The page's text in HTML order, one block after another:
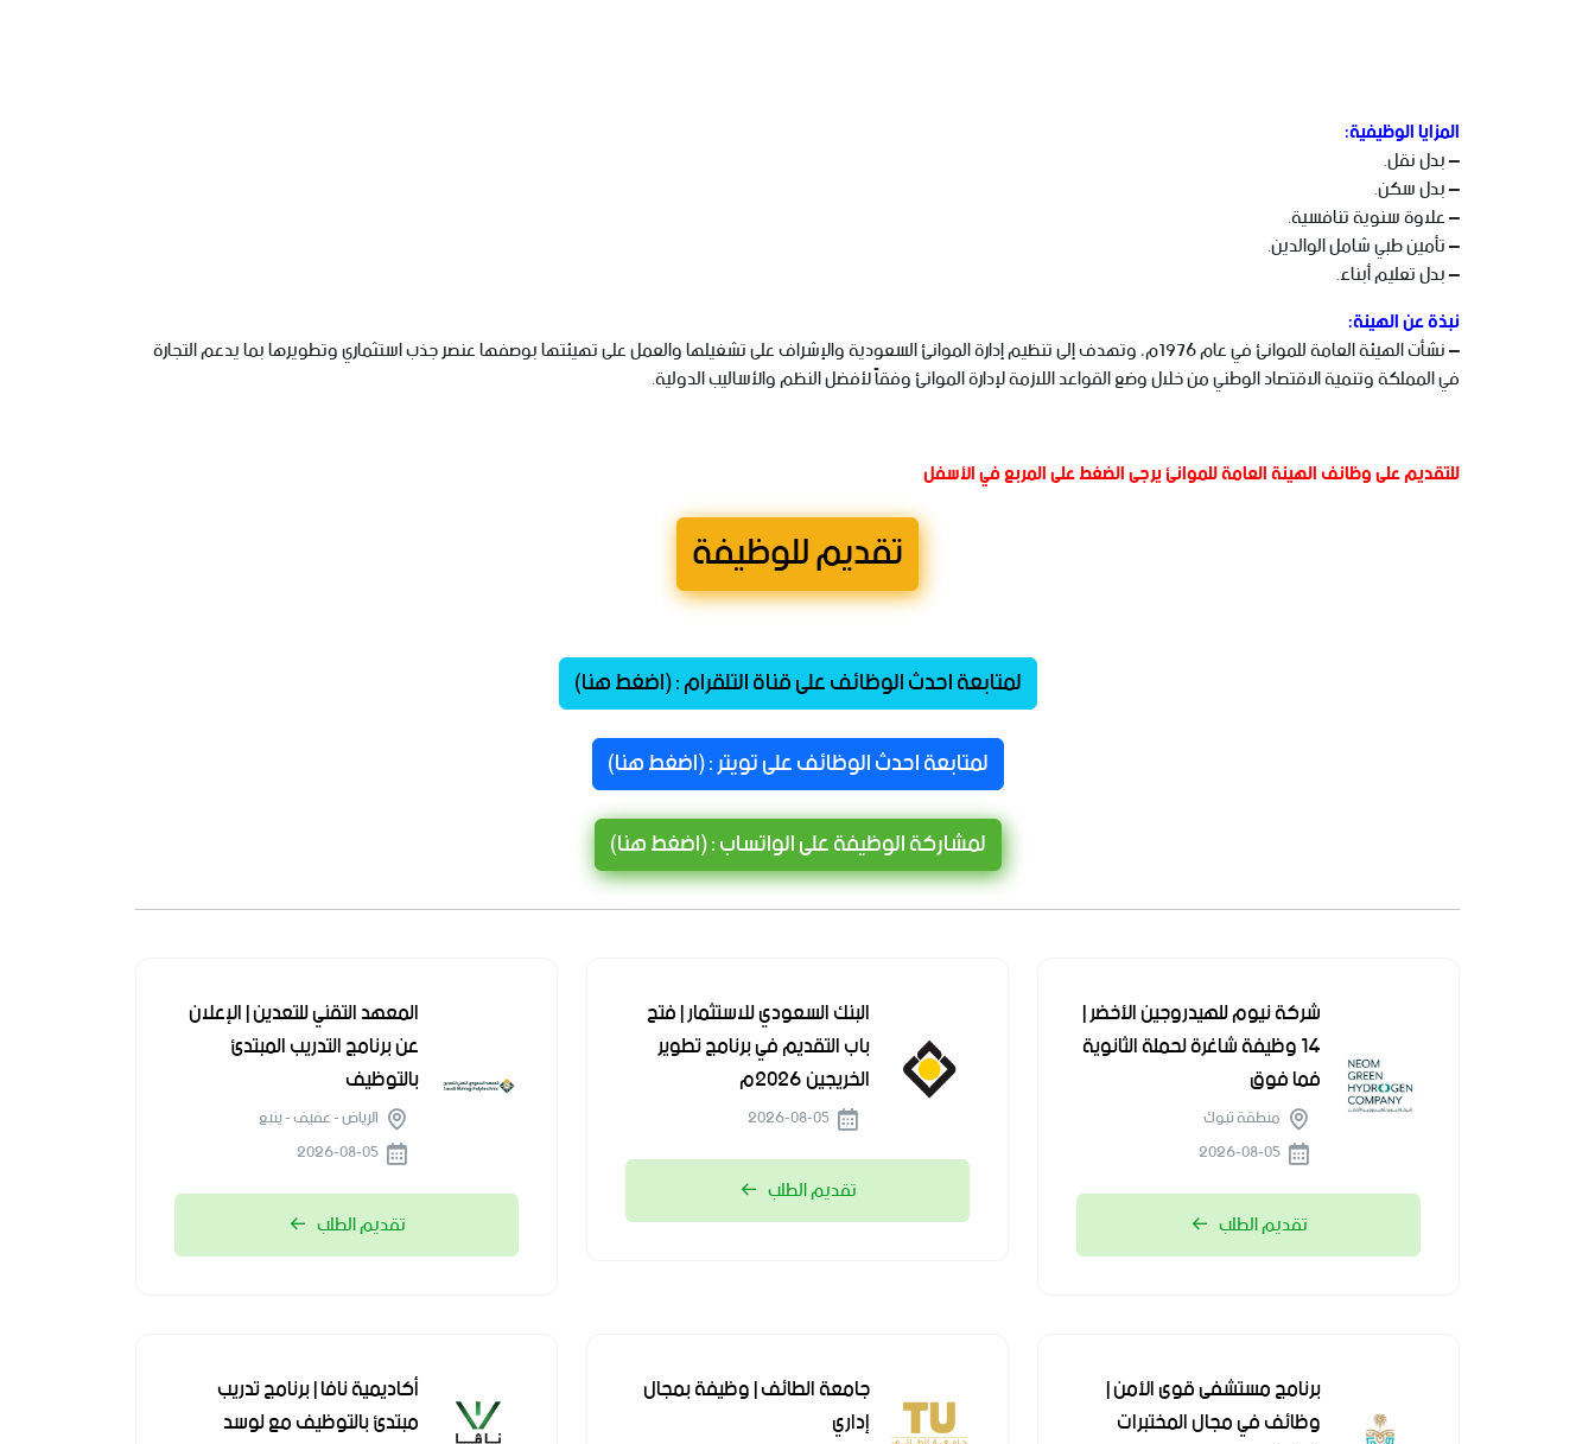
المزايا الوظيفية:
– بدل نقل.
– بدل سكن.
– علاوة سنوية تنافسية.
– تأمين طبي شامل الوالدين.
– بدل تعليم أبناء.
نبذة عن الهيئة:
– نشأت الهيئة العامة للموانئ في عام 1976م، وتهدف إلى تنظيم إدارة الموانئ السعودية والإشراف على تشغيلها والعمل على تهيئتها بوصفها عنصر جذب استثماري وتطويرها بما يدعم التجارة
في المملكة وتنمية الاقتصاد الوطني من خلال وضع القواعد اللازمة لإدارة الموانئ وفقاً لأفضل النظم والأساليب الدولية.
للتقديم على وظائف الهيئة العامة للموانئ يرجى الضغط على المربع في الأسفل
تقديم للوظيفة
لمتابعة احدث الوظائف على قناة التلقرام : (اضغط هنا)
لمتابعة احدث الوظائف على تويتر : (اضغط هنا)
لمشاركة الوظيفة على الواتساب : (اضغط هنا)
شركة نيوم للهيدروجين الأخضر |
14 وظيفة شاغرة لحملة الثانوية
فما فوق
منطقة تبوك
تقديم الطلب
البنك السعودي للاستثمار | فتح
باب التقديم في برنامج تطوير
الخريجين 2026م
تقديم الطلب
المعهد التقني للتعدين | الإعلان
عن برنامج التدريب المبتدئ
بالتوظيف
الرياض - عفيف - ينبع
تقديم الطلب
برنامج مستشفى قوى الأمن |
وظائف في مجال المختبرات
جامعة الطائف | وظيفة بمجال
إداري
أكاديمية نافا | برنامج تدريب
مبتدئ بالتوظيف مع لوسد